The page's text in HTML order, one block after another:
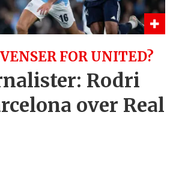
FOR UNITED?
Rodri
over Real